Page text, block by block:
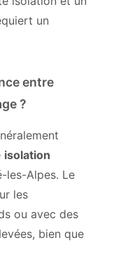
un
entre
?
isolation
les-Alpes. Le
les
ou avec des
bien que